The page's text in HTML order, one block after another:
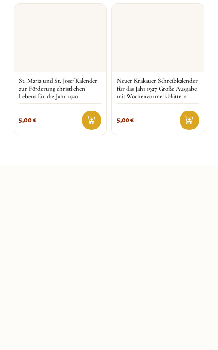
St. Maria und St. Josef Kalender
zur Förderung christlichen
Lebens für das Jahr 1920
5,00€
Neuer Krakauer Schreibkalender
für das Jahr 1927 Große Ausgabe
mit Wochenvormerkblättern
5,00€